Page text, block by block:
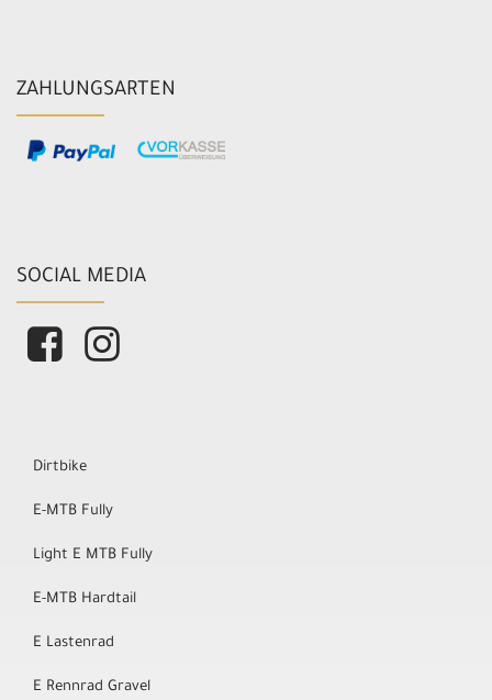
ZAHLUNGSARTEN
SOCIAL MEDIA
Dirtbike
E-MTB Fully
Light E MTB Fully
E-MTB Hardtail
E Lastenrad
E Rennrad Gravel